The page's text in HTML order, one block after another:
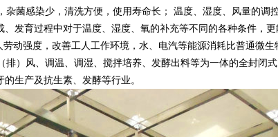
杂菌感染少，清洗方便，使用寿命长； 温度、湿度、风量的
发育过程中对于温度、湿度、氧的补充等不同的各种条件，
动强度，改善工人工作环境，水、电汽等能源消耗比普通微生
排）风、调温、调湿、搅拌培养、发酵出料等为一体的全封闭
生产及抗生素、发酵等行业。